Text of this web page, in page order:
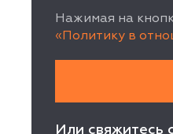
Нажимая на
«Политику в
Или свяжитесь